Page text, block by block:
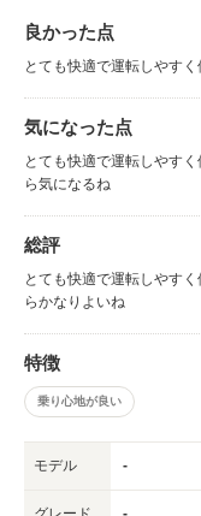
良かった点
とても快適で運転しやす
気になった点
とても快適で運転しやす
ら気になるね
総評
とても快適で運転しやす
らかなりよいね
特徴
乗り心地が良い
モデル -